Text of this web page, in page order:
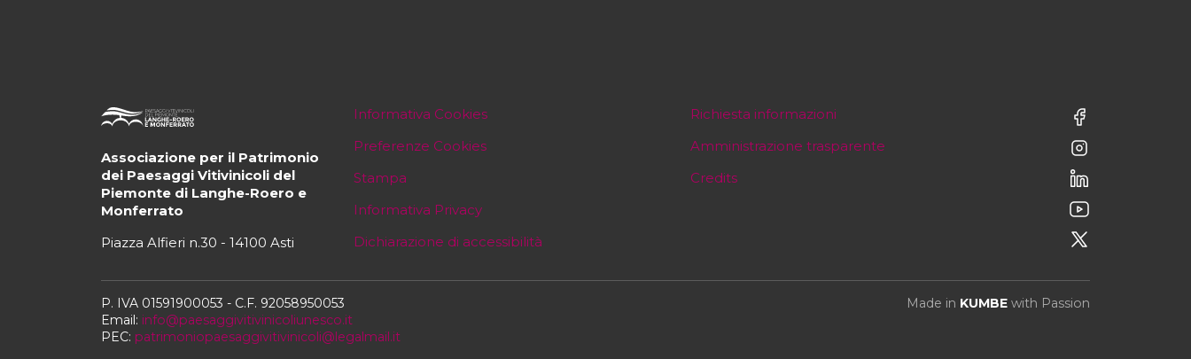
Associazione per il Patrimonio
dei Paesaggi Vitivinicoli del
Piemonte di Langhe-Roero e
Monferrato
Piazza Alfieri n.30 - 14100 Asti
Informativa Cookies
Preferenze Cookies
Stampa
Informativa Privacy
Dichiarazione di accessibilità
Richiesta informazioni
Amministrazione trasparente
Credits
P. IVA 01591900053 - C.F. 92058950053
Email: info@paesaggivitivinicoliunesco.it
PEC: patrimoniopaesaggivitivinicoli@legalmail.it
Made in KUMBE with Passion